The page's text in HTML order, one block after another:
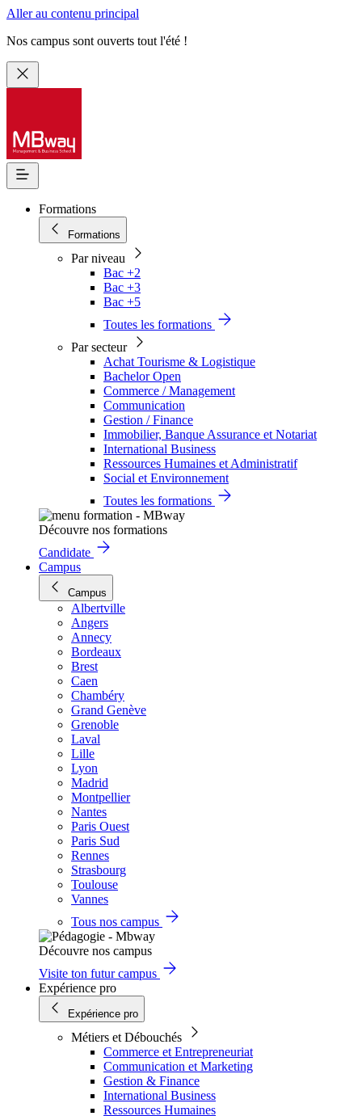
Aller au contenu principal
Nos campus sont ouverts tout l'été !
Formations
Formations
Par niveau
Bac +2
Bac +3
Bac +5
Toutes les formations
Par secteur
Achat Tourisme & Logistique
Bachelor Open
Commerce / Management
Communication
Gestion / Finance
Immobilier, Banque Assurance et Notariat
International Business
Ressources Humaines et Administratif
Social et Environnement
Toutes les formations
Découvre nos formations
Candidate
Campus
Campus
Albertville
Angers
Annecy
Bordeaux
Brest
Caen
Chambéry
Grand Genève
Grenoble
Laval
Lille
Lyon
Madrid
Montpellier
Nantes
Paris Ouest
Paris Sud
Rennes
Strasbourg
Toulouse
Vannes
Tous nos campus
Découvre nos campus
Visite ton futur campus
Expérience pro
Expérience pro
Métiers et Débouchés
Commerce et Entrepreneuriat
Communication et Marketing
Gestion & Finance
International Business
Ressources Humaines